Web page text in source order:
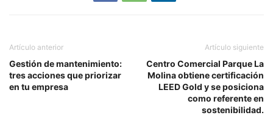
Artículo anterior
Gestión de mantenimiento:
tres acciones que priorizar
en tu empresa
Artículo siguiente
Centro Comercial Parque La
Molina obtiene certificación
LEED Gold y se posiciona
como referente en
sostenibilidad.